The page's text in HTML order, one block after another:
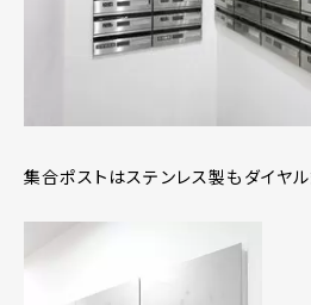
集合ポストはステンレス製もダイヤル